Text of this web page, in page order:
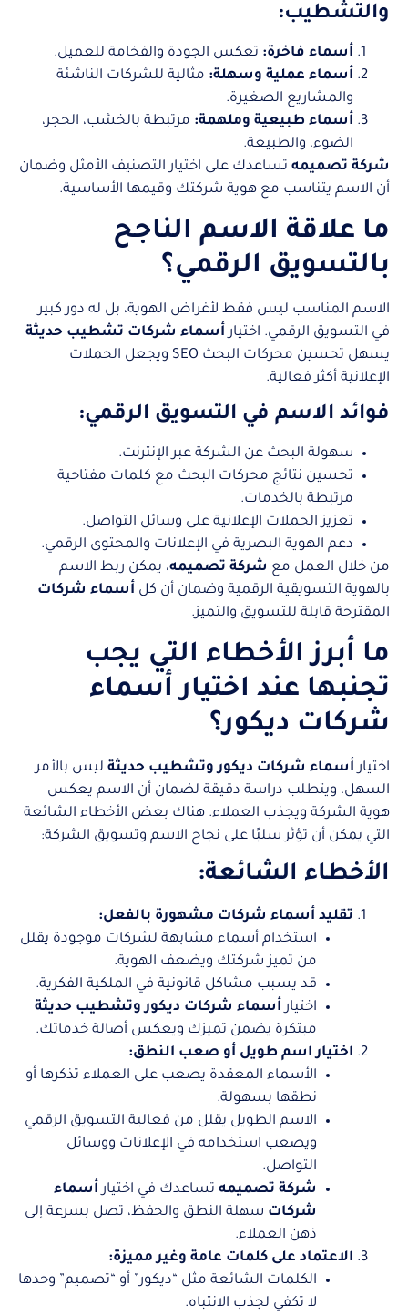
والتشطيب:
أسماء فاخرة: تعكس الجودة والفخامة للعميل.
أسماء عملية وسهلة: مثالية للشركات الناشئة
والمشاريع الصغيرة.
أسماء طبيعية وملهمة: مرتبطة بالخشب، الحجر،
الضوء، والطبيعة.
شركة تصميمه تساعدك على اختيار التصنيف الأمثل وضمان
أن الاسم يتناسب مع هوية شركتك وقيمها الأساسية.
ما علاقة الاسم الناجح
بالتسويق الرقمي؟
الاسم المناسب ليس فقط لأغراض الهوية، بل له دور كبير
في التسويق الرقمي. اختيار أسماء شركات تشطيب حديثة
يسهل تحسين محركات البحث SEO ويجعل الحملات
الإعلانية أكثر فعالية.
فوائد الاسم في التسويق الرقمي:
سهولة البحث عن الشركة عبر الإنترنت.
تحسين نتائج محركات البحث مع كلمات مفتاحية
مرتبطة بالخدمات.
تعزيز الحملات الإعلانية على وسائل التواصل.
دعم الهوية البصرية في الإعلانات والمحتوى الرقمي.
من خلال العمل مع شركة تصميمه، يمكن ربط الاسم
بالهوية التسويقية الرقمية وضمان أن كل أسماء شركات
المقترحة قابلة للتسويق والتميز.
ما أبرز الأخطاء التي يجب
تجنبها عند اختيار أسماء
شركات ديكور؟
اختيار أسماء شركات ديكور وتشطيب حديثة ليس بالأمر
السهل، ويتطلب دراسة دقيقة لضمان أن الاسم يعكس
هوية الشركة ويجذب العملاء. هناك بعض الأخطاء الشائعة
التي يمكن أن تؤثر سلبًا على نجاح الاسم وتسويق الشركة:
الأخطاء الشائعة:
تقليد أسماء شركات مشهورة بالفعل:
استخدام أسماء مشابهة لشركات موجودة يقلل
من تميز شركتك ويضعف الهوية.
قد يسبب مشاكل قانونية في الملكية الفكرية.
اختيار أسماء شركات ديكور وتشطيب حديثة
مبتكرة يضمن تميزك ويعكس أصالة خدماتك.
اختيار اسم طويل أو صعب النطق:
الأسماء المعقدة يصعب على العملاء تذكرها أو
نطقها بسهولة.
الاسم الطويل يقلل من فعالية التسويق الرقمي
ويصعب استخدامه في الإعلانات ووسائل
التواصل.
شركة تصميمه تساعدك في اختيار أسماء
شركات سهلة النطق والحفظ، تصل بسرعة إلى
ذهن العملاء.
الاعتماد على كلمات عامة وغير مميزة:
الكلمات الشائعة مثل “ديكور” أو “تصميم” وحدها
لا تكفي لجذب الانتباه.